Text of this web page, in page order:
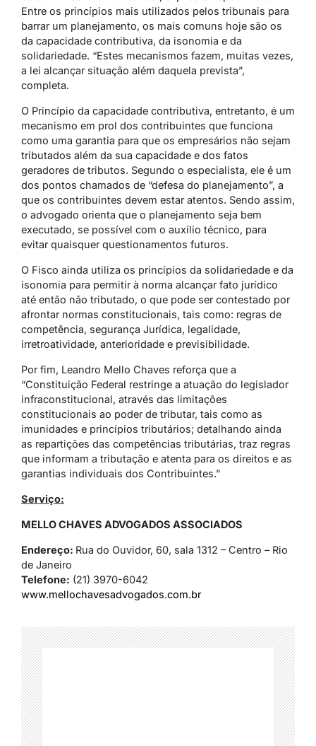
Entre os princípios mais utilizados pelos tribunais para
barrar um planejamento, os mais comuns hoje são os
da capacidade contributiva, da isonomia e da
solidariedade. “Estes mecanismos fazem, muitas vezes,
a lei alcançar situação além daquela prevista”,
completa.
O Princípio da capacidade contributiva, entretanto, é um
mecanismo em prol dos contribuintes que funciona
como uma garantia para que os empresários não sejam
tributados além da sua capacidade e dos fatos
geradores de tributos. Segundo o especialista, ele é um
dos pontos chamados de “defesa do planejamento”, a
que os contribuintes devem estar atentos. Sendo assim,
o advogado orienta que o planejamento seja bem
executado, se possível com o auxílio técnico, para
evitar quaisquer questionamentos futuros.
O Fisco ainda utiliza os princípios da solidariedade e da
isonomia para permitir à norma alcançar fato jurídico
até então não tributado, o que pode ser contestado por
afrontar normas constitucionais, tais como: regras de
competência, segurança Jurídica, legalidade,
irretroatividade, anterioridade e previsibilidade.
Por fim, Leandro Mello Chaves reforça que a
“Constituição Federal restringe a atuação do legislador
infraconstitucional, através das limitações
constitucionais ao poder de tributar, tais como as
imunidades e princípios tributários; detalhando ainda
as repartições das competências tributárias, traz regras
que informam a tributação e atenta para os direitos e as
garantias individuais dos Contribuintes.”
Serviço:
MELLO CHAVES ADVOGADOS ASSOCIADOS
Endereço: Rua do Ouvidor, 60, sala 1312 – Centro – Rio
de Janeiro
Telefone: (21) 3970-6042
www.mellochavesadvogados.com.br